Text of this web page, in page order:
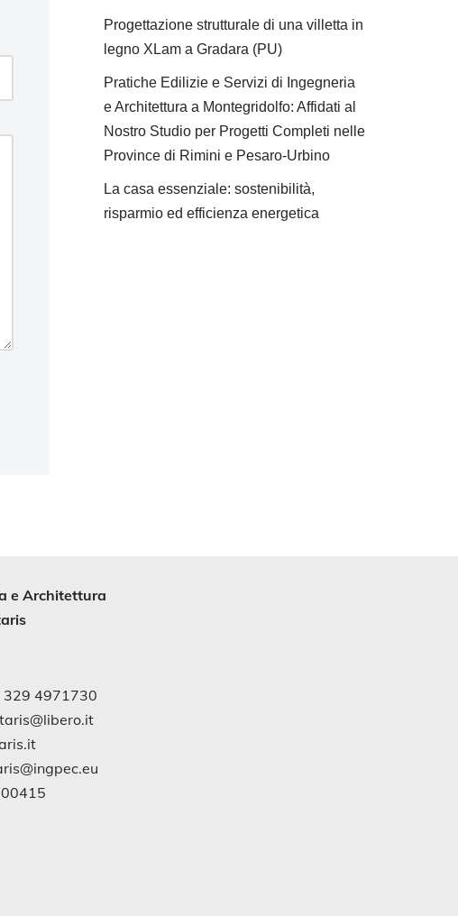
Progettazione strutturale di una villetta in
legno XLam a Gradara (PU)
Pratiche Edilizie e Servizi di Ingegneria
e Architettura a Montegridolfo: Affidati al
Nostro Studio per Progetti Completi nelle
Province di Rimini e Pesaro-Urbino
La casa essenziale: sostenibilità,
risparmio ed efficienza energetica
e Architettura
329 4971730